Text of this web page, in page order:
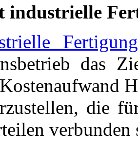
industrielle
Fertigung
das
die
verbunden